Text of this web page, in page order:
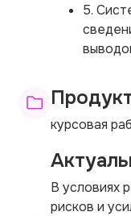
5.
курсовая
В условиях
рисков и